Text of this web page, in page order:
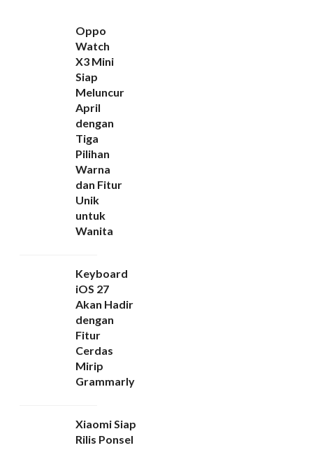
Oppo
Watch
X3 Mini
Siap
Meluncur
April
dengan
Tiga
Pilihan
Warna
dan Fitur
Unik
untuk
Wanita
Keyboard
iOS 27
Akan Hadir
dengan
Fitur
Cerdas
Mirip
Grammarly
Xiaomi Siap
Rilis Ponsel